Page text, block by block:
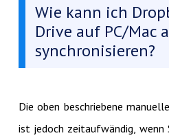
Wie kann ich
Drive auf PC/Mac
synchronisieren?
Die oben beschriebene
ist jedoch zeitaufwändig, wenn